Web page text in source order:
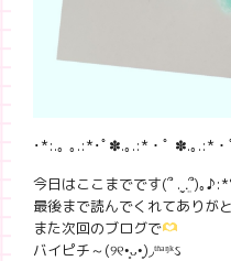
･*:.｡ ｡.:*･ﾟ✽.｡.:*・ﾟ ✽.｡.:*
今日はここまでです(՞ ܸ.ˬ.ܸ՞)｡♪:*
最後まで読んでくれてありが
また次回のブログで
バイピチ～(୨୧•͈ᴗ•͈)◞ᵗʱᵃᵑᵏઽ